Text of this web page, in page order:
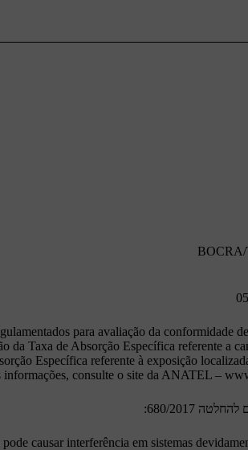
BOCRA/
para avaliação da conformidade
da Taxa de Absorção Específica referente a
Específica referente à exposição
informações, consulte o site da ANATEL –
680/2017:
causar interferência em sistemas